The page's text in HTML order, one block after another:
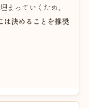
まっていくため、
は決めることを推奨